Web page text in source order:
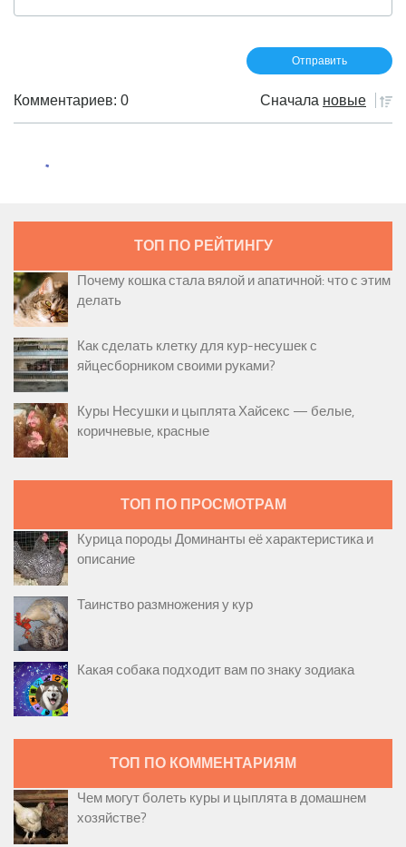
Комментариев: 0 Сначала новые
ТОП ПО РЕЙТИНГУ
Почему кошка стала вялой и апатичной: что с этим
делать
Как сделать клетку для кур-несушек с
яйцесборником своими руками?
Куры Несушки и цыплята Хайсекс — белые,
коричневые, красные
ТОП ПО ПРОСМОТРАМ
Курица породы Доминанты её характеристика и
описание
Таинство размножения у кур
Какая собака подходит вам по знаку зодиака
ТОП ПО КОММЕНТАРИЯМ
Чем могут болеть куры и цыплята в домашнем
хозяйстве?